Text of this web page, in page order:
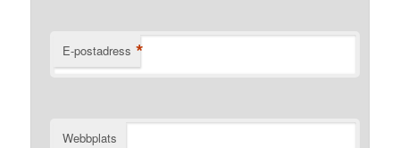
E-postadress *
Webbplats